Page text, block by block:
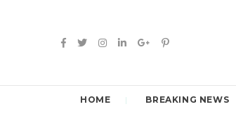
HOME BREAKING NEWS